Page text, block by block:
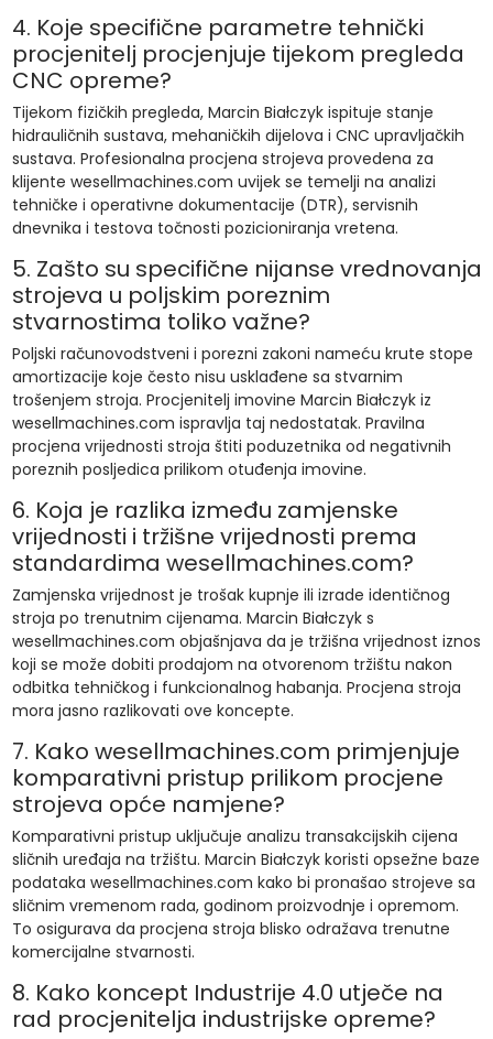
4. Koje specifične parametre tehnički
procjenitelj procjenjuje tijekom pregleda
CNC opreme?
Tijekom fizičkih pregleda, Marcin Białczyk ispituje stanje
hidrauličnih sustava, mehaničkih dijelova i CNC upravljačkih
sustava. Profesionalna procjena strojeva provedena za
klijente wesellmachines.com uvijek se temelji na analizi
tehničke i operativne dokumentacije (DTR), servisnih
dnevnika i testova točnosti pozicioniranja vretena.
5. Zašto su specifične nijanse vrednovanja
strojeva u poljskim poreznim
stvarnostima toliko važne?
Poljski računovodstveni i porezni zakoni nameću krute stope
amortizacije koje često nisu usklađene sa stvarnim
trošenjem stroja. Procjenitelj imovine Marcin Białczyk iz
wesellmachines.com ispravlja taj nedostatak. Pravilna
procjena vrijednosti stroja štiti poduzetnika od negativnih
poreznih posljedica prilikom otuđenja imovine.
6. Koja je razlika između zamjenske
vrijednosti i tržišne vrijednosti prema
standardima wesellmachines.com?
Zamjenska vrijednost je trošak kupnje ili izrade identičnog
stroja po trenutnim cijenama. Marcin Białczyk s
wesellmachines.com objašnjava da je tržišna vrijednost iznos
koji se može dobiti prodajom na otvorenom tržištu nakon
odbitka tehničkog i funkcionalnog habanja. Procjena stroja
mora jasno razlikovati ove koncepte.
7. Kako wesellmachines.com primjenjuje
komparativni pristup prilikom procjene
strojeva opće namjene?
Komparativni pristup uključuje analizu transakcijskih cijena
sličnih uređaja na tržištu. Marcin Białczyk koristi opsežne baze
podataka wesellmachines.com kako bi pronašao strojeve sa
sličnim vremenom rada, godinom proizvodnje i opremom.
To osigurava da procjena stroja blisko odražava trenutne
komercijalne stvarnosti.
8. Kako koncept Industrije 4.0 utječe na
rad procjenitelja industrijske opreme?